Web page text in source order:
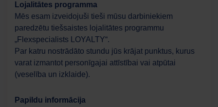
Lojalitātes programma
Mēs esam izveidojuši tieši mūsu darbiniekiem
paredzētu tiešsaistes lojalitātes programmu
„Flexspecialists LOYALTY“.
Par katru nostrādāto stundu jūs krājat punktus, kurus
varat izmantot personīgajai attīstībai vai atpūtai
(veselība un izklaide).
Papildu informācija